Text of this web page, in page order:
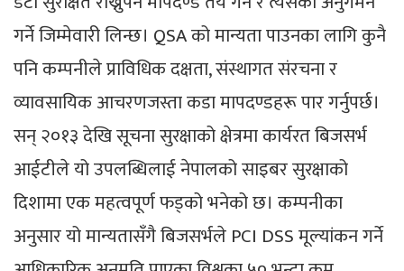
गर्ने जिम्मेवारी लिन्छ। QSA को मान्यता पाउनका लागि कुनै
पनि कम्पनीले प्राविधिक दक्षता, संस्थागत संरचना र
व्यावसायिक आचरणजस्ता कडा मापदण्डहरू पार गर्नुपर्छ।
सन् २०१३ देखि सूचना सुरक्षाको क्षेत्रमा कार्यरत बिजसर्भ
आईटीले यो उपलब्धिलाई नेपालको साइबर सुरक्षाको
दिशामा एक महत्वपूर्ण फड्को भनेको छ। कम्पनीका
अनुसार यो मान्यतासँगै बिजसर्भले PCI DSS मूल्यांकन गर्ने